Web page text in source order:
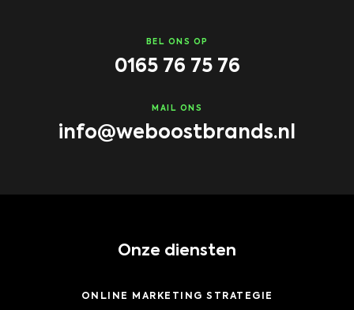
BEL ONS OP
0165 76 75 76
MAIL ONS
info@weboostbrands.nl
Onze diensten
ONLINE MARKETING STRATEGIE